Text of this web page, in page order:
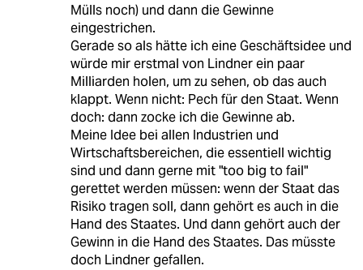
Mülls noch) und dann die Gewinne
eingestrichen.
Gerade so als hätte ich eine Geschäftsidee und
würde mir erstmal von Lindner ein paar
Milliarden holen, um zu sehen, ob das auch
klappt. Wenn nicht: Pech für den Staat. Wenn
doch: dann zocke ich die Gewinne ab.
Meine Idee bei allen Industrien und
Wirtschaftsbereichen, die essentiell wichtig
sind und dann gerne mit "too big to fail"
gerettet werden müssen: wenn der Staat das
Risiko tragen soll, dann gehört es auch in die
Hand des Staates. Und dann gehört auch der
Gewinn in die Hand des Staates. Das müsste
doch Lindner gefallen.